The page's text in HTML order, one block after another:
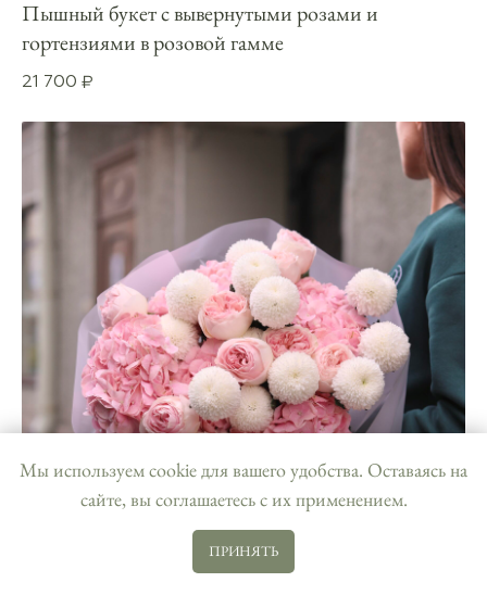
Мы используем cookie для вашего удобства. Оставаясь на
сайте, вы соглашаетесь с их применением.
ПРИНЯТЬ
Пышный букет с вывернутыми розами и
гортензиями в розовой гамме
21 700 ₽